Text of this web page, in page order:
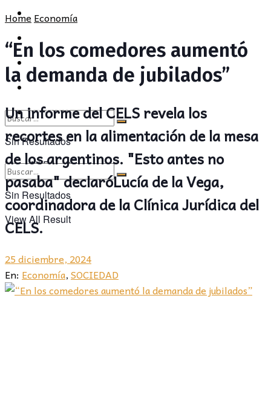
POLÍTICA
CULTURA
OPINIÓN
Sin Resultados
View All Result
PROVINCIA
OPINIÓN
Sin Resultados
View All Result
HomeEconomía
“En los comedores aumentó
la demanda de jubilados”
Un informe del CELS revela los
recortes en la alimentación de la mesa
de los argentinos. "Esto antes no
pasaba" declaróLucía de la Vega,
coordinadora de la Clínica Jurídica del
CELS.
25 diciembre, 2024
En: Economía,SOCIEDAD